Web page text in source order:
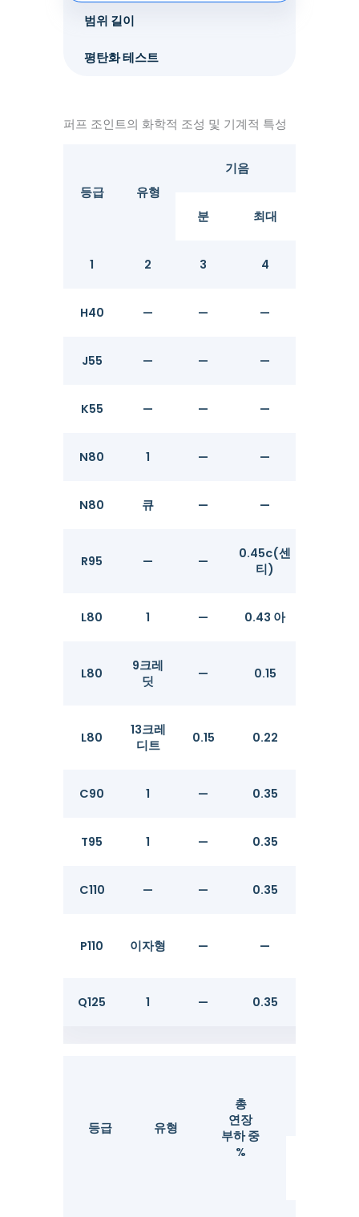
범위 길이
평탄화 테스트
퍼프 조인트의 화학적 조성 및 기계적 특성
등급 유형
기음
분 최대
1 2 3 4
H40 — — —
J55 — — —
K55 — — —
N80 1 — —
N80 큐 — —
R95 — —
0.45c(센
티)
L80 1 — 0.43 아
L80
9크레
딧
— 0.15
L80
13크레
디트
0.15 0.22
C90 1 — 0.35
T95 1 — 0.35
C110 — — 0.35
P110 이자형 — —
Q125 1 — 0.35
등급 유형
총
연장
부하 중
%